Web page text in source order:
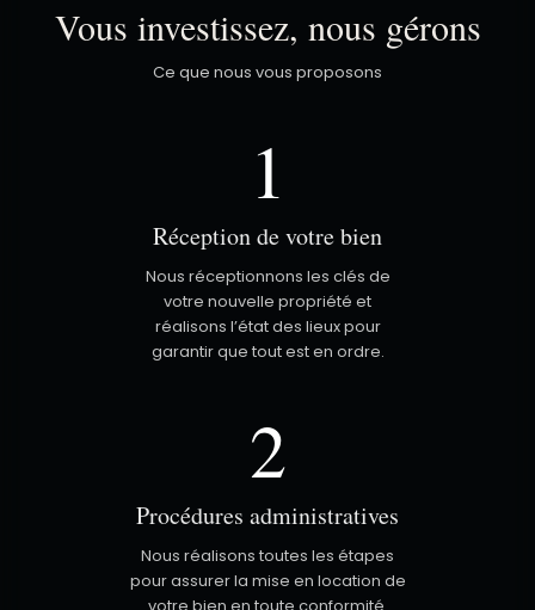
Vous investissez, nous gérons
Ce que nous vous proposons
1
Réception de votre bien
Nous réceptionnons les clés de
votre nouvelle propriété et
réalisons l’état des lieux pour
garantir que tout est en ordre.
2
Procédures administratives
Nous réalisons toutes les étapes
pour assurer la mise en location de